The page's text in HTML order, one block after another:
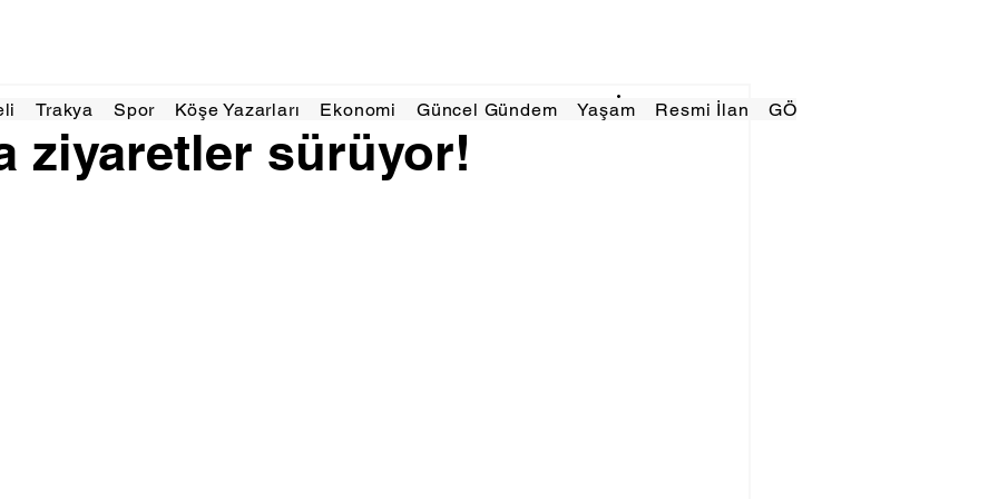
Trakya Spor Köşe Yazarları Ekonomi Güncel Gündem Yaşam Resmi İlan GÖRÜNÜMTV
ziyaretler sürüyor!
okunur